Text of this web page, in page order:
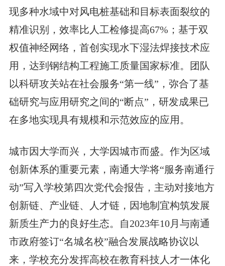
现多种水域中对风电桩基础和目标表面裂纹的
精准识别，效率比人工检修提高67%；基于双
权值神经网络，首创实现水下湿法焊接技术应
用，达到钢结构工程施工质量国家标准。团队
以科研攻关站在社会服务“第一线”，弥合了基
础研究与应用研究之间的“断点”，研发成果已
在多地实现具有规模和示范效应的应用。
城市因大学而兴，大学因城市而盛。作为区域
创新体系的重要元素，南通大学将“服务南通行
动”写入学校第四次党代会报告，主动对接地方
创新链、产业链、人才链，因地制宜构筑发展
新质生产力的良好生态。自2023年10月与南通
市政府签订“名城名校”融合发展战略协议以
来，学校充分发挥高校在教育科技人才一体化